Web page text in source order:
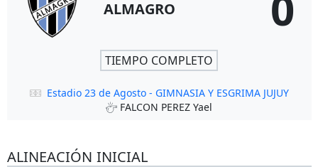
ALMAGRO
TIEMPO COMPLETO
Estadio 23 de Agosto - GIMNASIA Y ESGRIMA JUJUY
FALCON PEREZ Yael
ALINEACIÓN INICIAL